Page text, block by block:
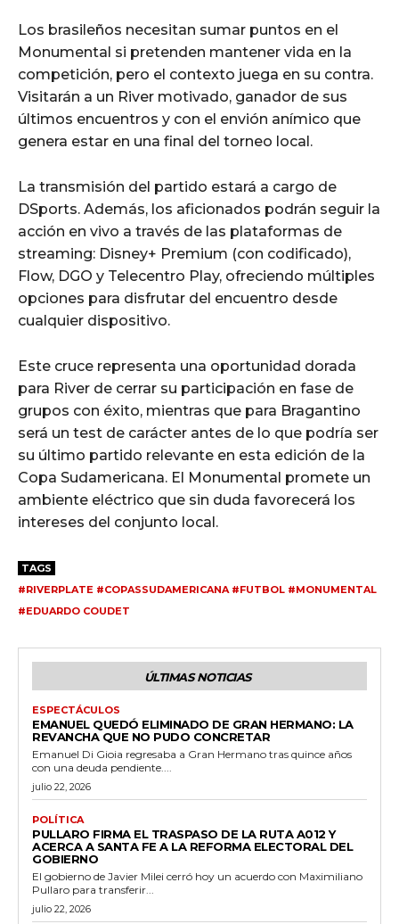
Los brasileños necesitan sumar puntos en el
Monumental si pretenden mantener vida en la
competición, pero el contexto juega en su contra.
Visitarán a un River motivado, ganador de sus
últimos encuentros y con el envión anímico que
genera estar en una final del torneo local.
La transmisión del partido estará a cargo de
DSports. Además, los aficionados podrán seguir la
acción en vivo a través de las plataformas de
streaming: Disney+ Premium (con codificado),
Flow, DGO y Telecentro Play, ofreciendo múltiples
opciones para disfrutar del encuentro desde
cualquier dispositivo.
Este cruce representa una oportunidad dorada
para River de cerrar su participación en fase de
grupos con éxito, mientras que para Bragantino
será un test de carácter antes de lo que podría ser
su último partido relevante en esta edición de la
Copa Sudamericana. El Monumental promete un
ambiente eléctrico que sin duda favorecerá los
intereses del conjunto local.
TAGS
#RIVERPLATE #COPASSUDAMERICANA #FUTBOL #MONUMENTAL
#EDUARDO COUDET
ÚLTIMAS NOTICIAS
ESPECTÁCULOS
EMANUEL QUEDÓ ELIMINADO DE GRAN HERMANO: LA
REVANCHA QUE NO PUDO CONCRETAR
Emanuel Di Gioia regresaba a Gran Hermano tras quince años
con una deuda pendiente....
julio 22, 2026
POLÍTICA
PULLARO FIRMA EL TRASPASO DE LA RUTA A012 Y
ACERCA A SANTA FE A LA REFORMA ELECTORAL DEL
GOBIERNO
El gobierno de Javier Milei cerró hoy un acuerdo con Maximiliano
Pullaro para transferir...
julio 22, 2026